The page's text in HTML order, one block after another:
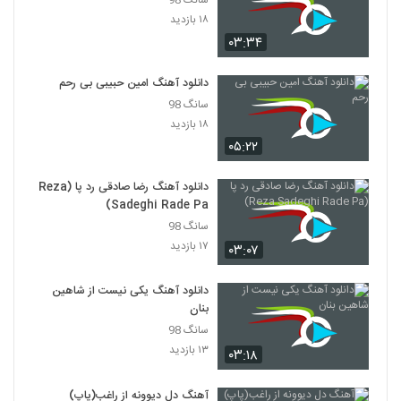
آهنگ امید حکیمی بنام قایق شکسته
5758
علیرضا خداوردی آهنگ دختر اصفهانی
آهنگ وینگز بنام پر میکشی
حسن حاتمی آهنگ ماه من
موزیک زیبای امشب از آرش بهمنی
5762
دانلود آهنگ جدید و زیبای مرصاد ماهد با نام
۲۶۰ بازدید
۰۳:۳۴
۱۸ بازدید
۰۵:۲۲
دانلود آهنگ امین حبیبی بی رحم
سانگ 98
۱۸ بازدید
۰۳:۰۷
دانلود آهنگ رضا صادقی رد پا (Reza
Sadeghi Rade Pa)
سانگ 98
۱۷ بازدید
۰۳:۱۸
دانلود آهنگ یکی نیست از شاهین
بنان
سانگ 98
۱۳ بازدید
آهنگ دل دیوونه از راغب(پاپ)